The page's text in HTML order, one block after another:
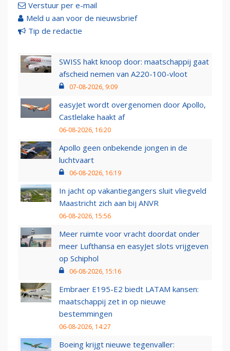
Verstuur per e-mail
Meld u aan voor de nieuwsbrief
Tip de redactie
SWISS hakt knoop door: maatschappij gaat
afscheid nemen van A220-100-vloot
07-08-2026, 9:09
easyJet wordt overgenomen door Apollo,
Castlelake haakt af
06-08-2026, 16:20
Apollo geen onbekende jongen in de
luchtvaart
06-08-2026, 16:19
In jacht op vakantiegangers sluit vliegveld
Maastricht zich aan bij ANVR
06-08-2026, 15:56
Meer ruimte voor vracht doordat onder
meer Lufthansa en easyJet slots vrijgeven
op Schiphol
06-08-2026, 15:16
Embraer E195-E2 biedt LATAM kansen:
maatschappij zet in op nieuwe
bestemmingen
06-08-2026, 14:27
Boeing krijgt nieuwe tegenvaller: